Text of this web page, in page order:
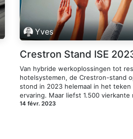
Yves
Crestron Stand ISE
Van hybride werkoplossingen tot
hotelsystemen, de Crestron-stand
stond in 2023 helemaal in het teken
ervaring. Maar liefst 1.500 vierkante
14 févr. 2023